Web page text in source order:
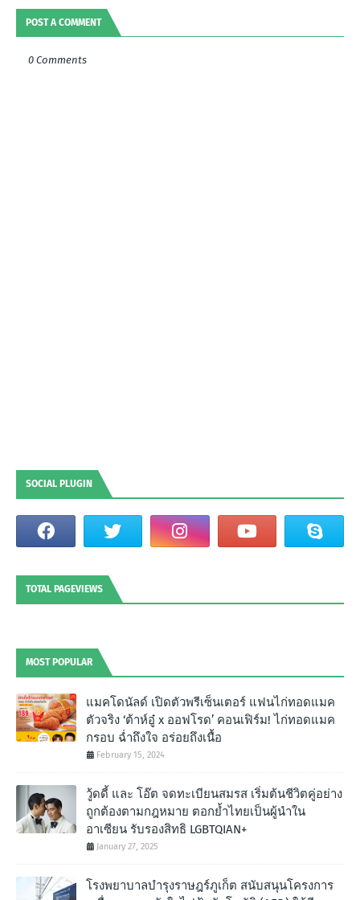
POST A COMMENT
0 Comments
SOCIAL PLUGIN
TOTAL PAGEVIEWS
MOST POPULAR
แมคโดนัลด์ เปิดตัวพรีเซ็นเตอร์ แฟนไก่ทอดแมค
ตัวจริง ‘ต้าห์อู๋ x ออฟโรด’ คอนเฟิร์ม! ไก่ทอดแมค
กรอบ ฉํ่าถึงใจ อร่อยถึงเนื้อ
February 15, 2024
วู้ดดี้ และ โอ๊ต จดทะเบียนสมรส เริ่มต้นชีวิตคู่อย่าง
ถูกต้องตามกฎหมาย ตอกย้ำไทยเป็นผู้นำใน
อาเซียน รับรองสิทธิ LGBTQIAN+
January 27, 2025
โรงพยาบาลบำรุงราษฎร์ภูเก็ต สนับสนุนโครงการ